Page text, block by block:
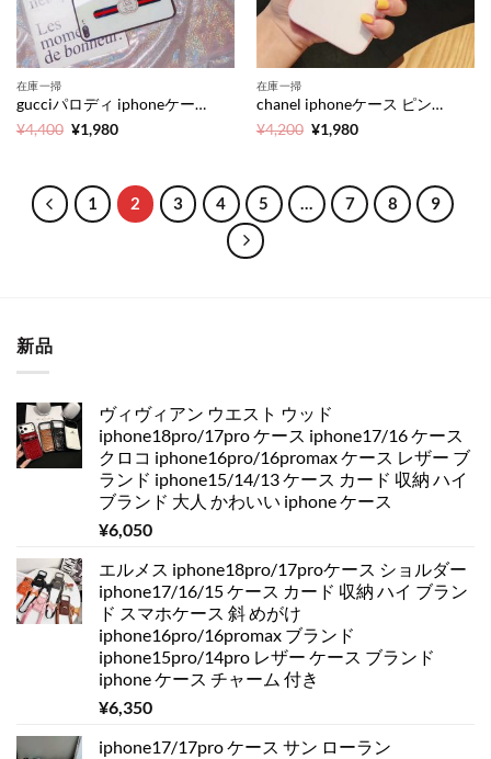
在庫一掃
gucciパロディ iphoneケース ラメ キラキラ iphonex/xs スマホケース ブランドコピー iphonexs max カバー お揃い 贅沢風
¥4,400 元
は
¥4,400
で
¥1,980現
格
は
¥1,980
で
在庫一掃
chanel iphoneケース ピンク かわいい アイフォンxs maxカバー 女子 シャネルパロディ スマホケース x/xs max お洒落 人気
¥4,200 元
は
¥4,200
で
し
¥1,980現
格
は
¥1,980
1 2 3 4 5 … 7 8 9
新品
ヴィヴィアン ウエスト ウッド
iphone18pro/17pro ケース iphone17/16 ケース
クロコ iphone16pro/16promax ケース レザー ブ
ランド iphone15/14/13 ケース カード 収納 ハイ
ブランド 大人 かわいい iphone ケース
¥6,050
エルメス iphone18pro/17proケース ショルダー
iphone17/16/15 ケース カード 収納 ハイ ブラン
ド スマホケース 斜 めがけ
iphone16pro/16promax ブランド
iphone15pro/14pro レザー ケース ブランド
iphone ケース チャーム 付き
¥6,350
iphone17/17pro ケース サン ローラン